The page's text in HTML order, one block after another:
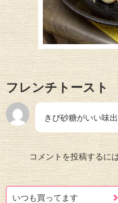
フレンチトースト
きび砂糖がいい味
コメントを投稿するに
いつも買ってます